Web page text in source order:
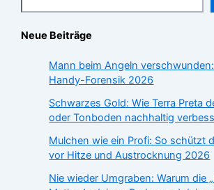
Neue Beiträge
Mann beim Angeln
Handy-Forensik 2026
Schwarzes Gold: Wie Terra Preta
oder Tonboden nachhaltig
Mulchen wie ein Profi: So schützt
vor Hitze und Austrocknung 2026
Nie wieder Umgraben: Warum die